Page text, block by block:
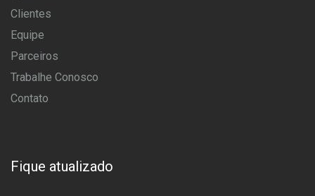
Clientes
Equipe
Parceiros
Trabalhe Conosco
Contato
Fique atualizado